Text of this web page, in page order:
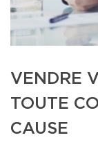
VENDRE
TOUTE
CAUSE